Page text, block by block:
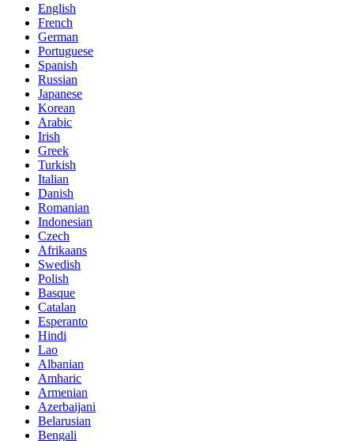
English
French
German
Portuguese
Spanish
Russian
Japanese
Korean
Arabic
Irish
Greek
Turkish
Italian
Danish
Romanian
Indonesian
Czech
Afrikaans
Swedish
Polish
Basque
Catalan
Esperanto
Hindi
Lao
Albanian
Amharic
Armenian
Azerbaijani
Belarusian
Bengali